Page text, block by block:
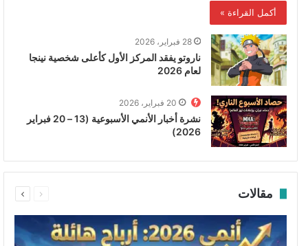
أكمل القراءة »
28 فبراير، 2026
ناروتو يفقد المركز الأول كأعلى شخصية نينجا
لعام 2026
20 فبراير، 2026
نشرة أخبار الأنمي الأسبوعية (13 – 20 فبراير
2026)
مقالات
الصفحة